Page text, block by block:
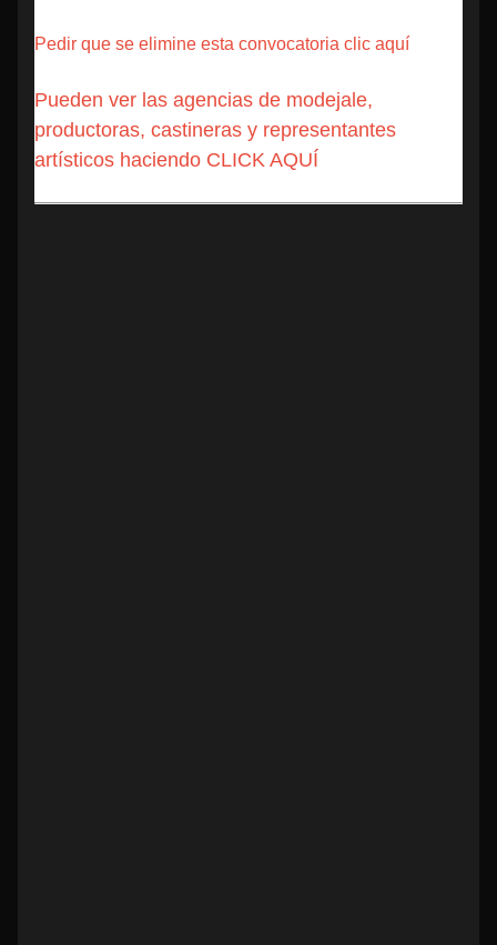
Pedir que se elimine esta convocatoria clic aquí
Pueden ver las agencias de modejale,
productoras, castineras y representantes
artísticos haciendo CLICK AQUÍ